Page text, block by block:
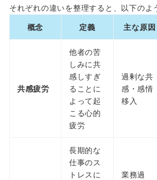
それぞれの違いを整理すると、以下のよ
概念 定義 主な原因
共感疲労
他者の苦
しみに共
感しすぎ
ることに
よって起
こる心的
疲労
過剰な共
感・感情
移入
長期的な
仕事のス
トレスに
業務過